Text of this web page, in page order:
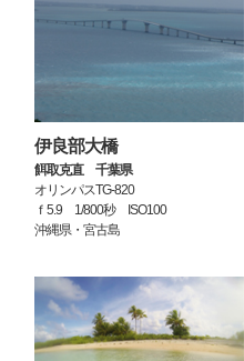
伊良部大橋
餌取克直 千葉県
オリンパスTG-820
ｆ5.9 1/800秒 ISO100
沖縄県・宮古島